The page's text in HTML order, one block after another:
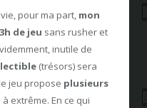
pour ma part, mon
de jeu sans rusher et
inutile de
(trésors) sera
jeu propose plusieurs
extrême. En ce qui